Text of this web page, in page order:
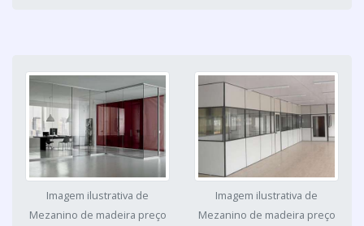
Imagem ilustrativa de
Mezanino de madeira preço
Imagem ilustrativa de
Mezanino de madeira preço